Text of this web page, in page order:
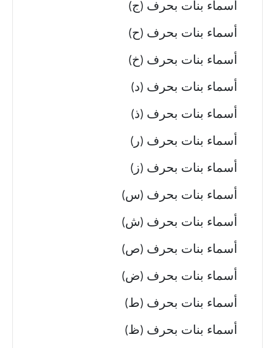
أسماء بنات بحرف (ج)
أسماء بنات بحرف (ح)
أسماء بنات بحرف (خ)
أسماء بنات بحرف (د)
أسماء بنات بحرف (ذ)
أسماء بنات بحرف (ر)
أسماء بنات بحرف (ز)
أسماء بنات بحرف (س)
أسماء بنات بحرف (ش)
أسماء بنات بحرف (ص)
أسماء بنات بحرف (ض)
أسماء بنات بحرف (ط)
أسماء بنات بحرف (ظ)